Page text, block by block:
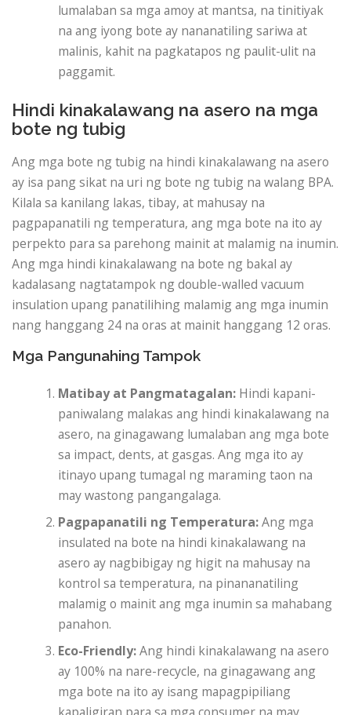
lumalaban sa mga amoy at mantsa, na tinitiyak
na ang iyong bote ay nananatiling sariwa at
malinis, kahit na pagkatapos ng paulit-ulit na
paggamit.
Hindi kinakalawang na asero na mga
bote ng tubig
Ang mga bote ng tubig na hindi kinakalawang na asero
ay isa pang sikat na uri ng bote ng tubig na walang BPA.
Kilala sa kanilang lakas, tibay, at mahusay na
pagpapanatili ng temperatura, ang mga bote na ito ay
perpekto para sa parehong mainit at malamig na inumin.
Ang mga hindi kinakalawang na bote ng bakal ay
kadalasang nagtatampok ng double-walled vacuum
insulation upang panatilihing malamig ang mga inumin
nang hanggang 24 na oras at mainit hanggang 12 oras.
Mga Pangunahing Tampok
Matibay at Pangmatagalan: Hindi kapani-
paniwalang malakas ang hindi kinakalawang na
asero, na ginagawang lumalaban ang mga bote
sa impact, dents, at gasgas. Ang mga ito ay
itinayo upang tumagal ng maraming taon na
may wastong pangangalaga.
Pagpapanatili ng Temperatura:Ang mga
insulated na bote na hindi kinakalawang na
asero ay nagbibigay ng higit na mahusay na
kontrol sa temperatura, na pinananatiling
malamig o mainit ang mga inumin sa mahabang
panahon.
Eco-Friendly:Ang hindi kinakalawang na asero
ay 100% na nare-recycle, na ginagawang ang
mga bote na ito ay isang mapagpipiliang